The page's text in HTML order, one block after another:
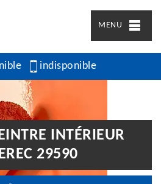
MENU
indisponible
INTÉRIEUR
29590